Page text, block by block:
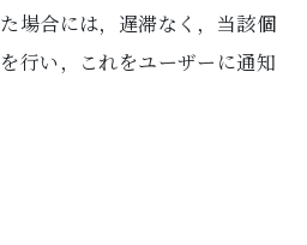
場合には，遅滞なく，当該個
行い，これをユーザーに通知